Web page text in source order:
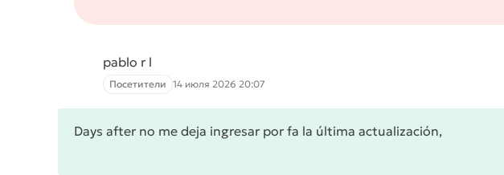
pablo r l
Посетители 14 июля 2026 20:07
Days after no me deja ingresar por fa la última actualización,